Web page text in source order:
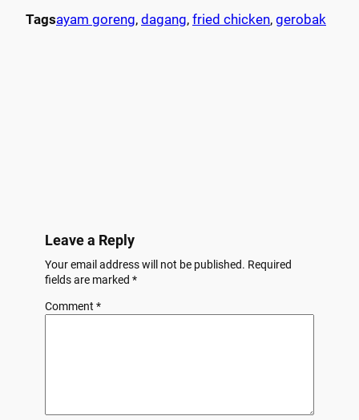
Tagsayam goreng, dagang, fried chicken, gerobak
Leave a Reply
Your email address will not be published. Required
fields are marked *
Comment *